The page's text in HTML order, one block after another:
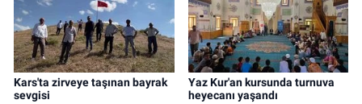
Kars'ta zirveye taşınan bayrak
sevgisi
Yaz Kur'an kursunda turnuva
heyecanı yaşandı